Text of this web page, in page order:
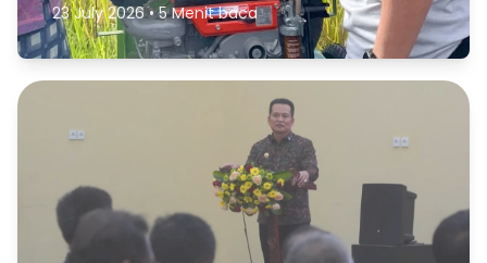
23 July 2026 • 5 Menit baca